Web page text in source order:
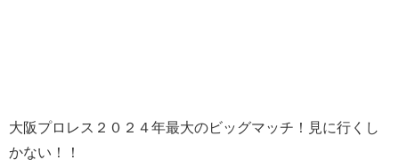
大阪プロレス２０２４年最大のビッグマッチ！見に行くし
かない！！